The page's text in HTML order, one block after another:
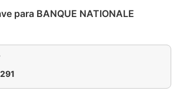
para BANQUE NATIONALE